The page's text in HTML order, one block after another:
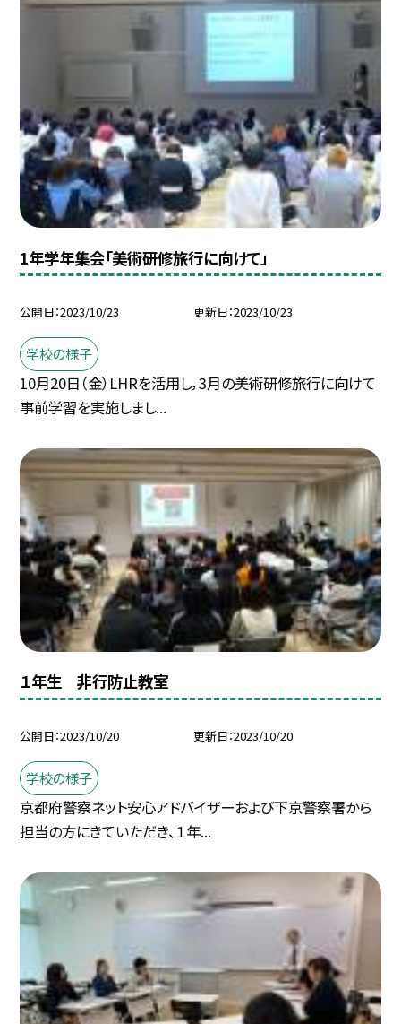
1年学年集会「美術研修旅行に向けて」
公開日 2023/10/23 更新日 2023/10/23
学校の様子
10月20日（金）LHRを活用し，3月の美術研修旅行に向けて
事前学習を実施しまし...
１年生 非行防止教室
公開日 2023/10/20 更新日 2023/10/20
学校の様子
京都府警察ネット安心アドバイザーおよび下京警察署から
担当の方にきていただき、１年...